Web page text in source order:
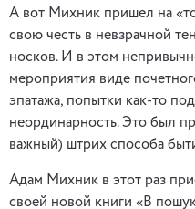
А вот Михник пришел на
свою честь в невзрачной
носков. И в этом
мероприятия виде
эпатажа, попытки как-то
неординарность. Это был
важный) штрих способа
Адам Михник в этот раз
своей новой книги «В